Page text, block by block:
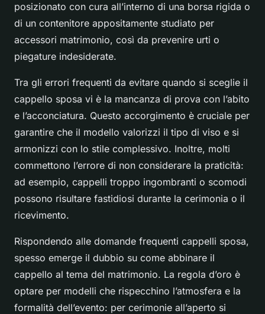
posizionato con cura all’interno di una borsa rigida o
di un contenitore appositamente studiato per
accessori matrimonio, così da prevenire urti o
piegature indesiderate.
Tra gli errori frequenti da evitare quando si sceglie il
cappello sposa vi è la mancanza di prova con l’abito
e l’acconciatura. Questo accorgimento è cruciale per
garantire che il modello valorizzi il tipo di viso e si
armonizzi con lo stile complessivo. Inoltre, molti
commettono l’errore di non considerare la praticità:
ad esempio, cappelli troppo ingombranti o scomodi
possono risultare fastidiosi durante la cerimonia o il
ricevimento.
Rispondendo alle domande frequenti cappelli sposa,
spesso emerge il dubbio su come abbinare il
cappello al tema del matrimonio. La regola d’oro è
optare per modelli che rispecchino l’atmosfera e la
formalità dell’evento: per cerimonie all’aperto si